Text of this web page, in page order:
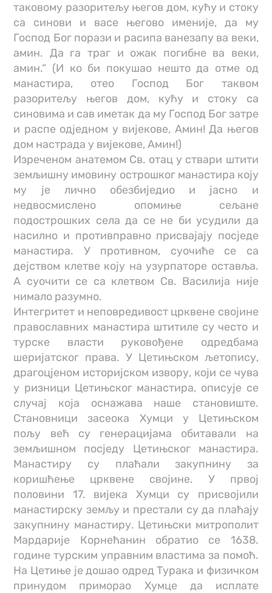
таковому разоритељу његов дом, кућу и стоку
са синови и васе његово именије, да му
Господ Бог порази и расипа ванезапу ва веки,
амин. Да га траг и ожак погибне ва веки,
амин.“ (И ко би покушао нешто да отме од
манастира, отео Господ Бог таквом
разоритељу његов дом, кућу и стоку са
синовима и сав иметак да му Господ Бог затре
и распе одједном у вијекове, Амин! Да његов
дом настрада у вијекове, Амин!)
Изреченом анатемом Св. отац у ствари штити
земљишну имовину острошког манастира коју
му је лично обезбиједио и јасно и
недвосмислено опомиње сељане
подострошких села да се не би усудили да
насилно и противправно присвајају посједе
манастира. У противном, суочиће се са
дејством клетве коју на узурпаторе оставља.
А суочити се са клетвом Св. Василија није
нимало разумно.
Интегритет и неповредивост црквене својине
православних манастира штитиле су често и
турске власти руковођене одредбама
шеријатског права. У Цетињском љетопису,
драгоцјеном историјском извору, који се чува
у ризници Цетињског манастира, описује се
случај која оснажава наше становиште.
Становници засеока Хумци у Цетињском
пољу већ су генерацијама обитавали на
земљишном посједу Цетињског манастира.
Манастиру су плаћали закупнину за
коришћење црквене својине. У првој
половини 17. вијека Хумци су присвојили
манастирску земљу и престали су да плаћају
закупнину манастиру. Цетињски митрополит
Мардарије Корнећанин обратио се 1638.
године турским управним властима за помоћ.
На Цетиње је дошао одред Турака и физичком
принудом приморао Хумце да исплате